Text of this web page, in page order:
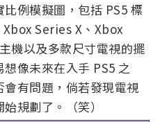
例模擬圖，包括 PS5 標
Xbox Series X、Xbox
機以及多款尺寸電視的擺
像未來在入手 PS5 之
有問題，倘若發現電視
規劃了。（笑）